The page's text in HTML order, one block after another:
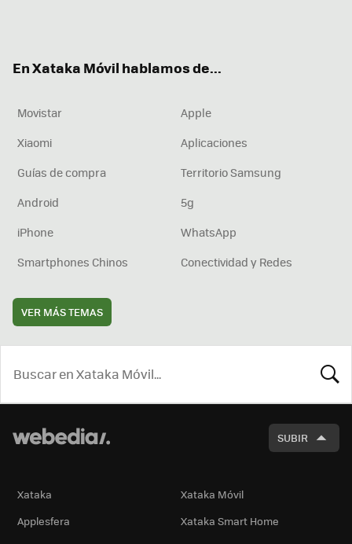
En Xataka Móvil hablamos de...
Movistar
Apple
Xiaomi
Aplicaciones
Guías de compra
Territorio Samsung
Android
5g
iPhone
WhatsApp
Smartphones Chinos
Conectividad y Redes
VER MÁS TEMAS
SUBIR
Xataka
Xataka Móvil
Applesfera
Xataka Smart Home